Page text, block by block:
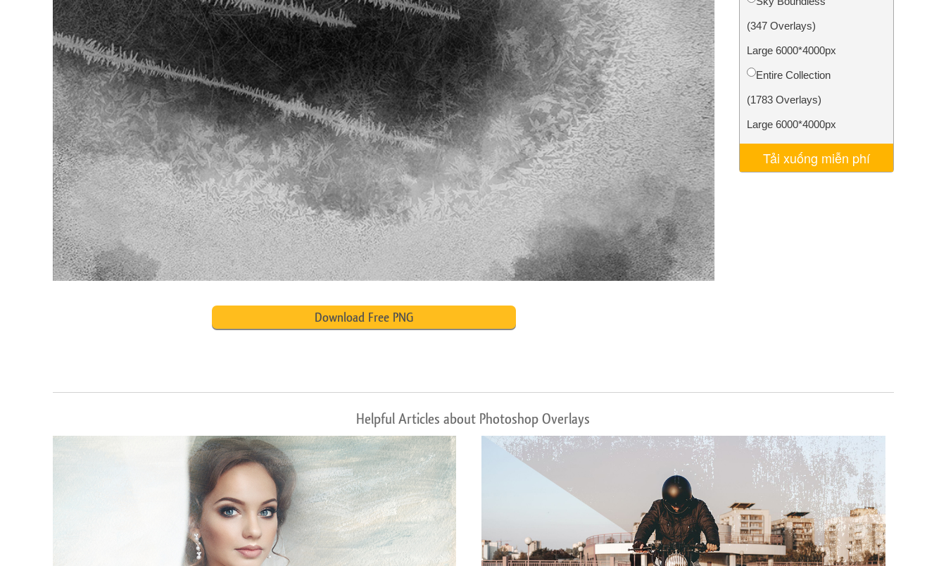
Dịch vụ chỉnh sửa sản phẩm Dịch vụ sửa lại đồ trang sức Dữ liệu Đào tạo AI Video Editing Services
(347 Overlays)
Large 6000*4000px
Entire Collection
(1783 Overlays)
Large 6000*4000px
Tải xuống miễn phí
Download Free PNG
Helpful Articles about Photoshop Overlays